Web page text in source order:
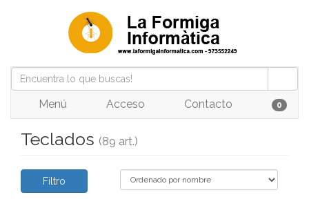
Menú Acceso Contacto 0
Teclados (89 art.)
Filtro